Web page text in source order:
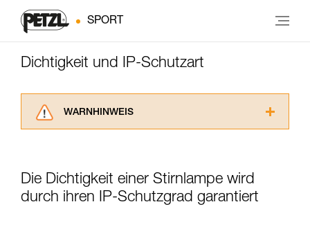
SPORT
Dichtigkeit und IP-Schutzart
WARNHINWEIS
ziehen. Um diese Zusatzinformationen
verstehen zu können, müssen Sie zuerst die in
der Gebrauchsanweisung enthaltenen
Die Dichtigkeit einer Stirnlampe wird
durch ihren IP-Schutzgrad garantiert